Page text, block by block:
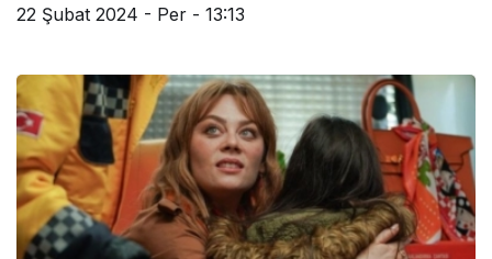
22 Şubat 2024 - Per - 13:13